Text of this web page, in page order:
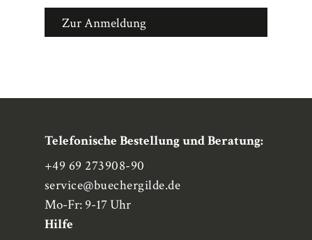
Zur Anmeldung
Telefonische Bestellung und Beratung:
+49 69 273908-90
service@buechergilde.de
Mo-Fr: 9-17 Uhr
Hilfe